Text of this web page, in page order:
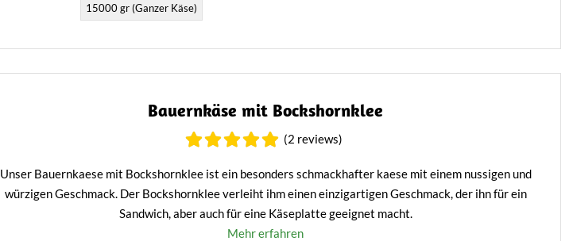
15000 gr (Ganzer Käse)
Bauernkäse mit Bockshornklee
(2 reviews)
Unser Bauernkaese mit Bockshornklee ist ein besonders schmackhafter kaese mit einem nussigen und
würzigen Geschmack. Der Bockshornklee verleiht ihm einen einzigartigen Geschmack, der ihn für ein
Sandwich, aber auch für eine Käseplatte geeignet macht.
Mehr erfahren